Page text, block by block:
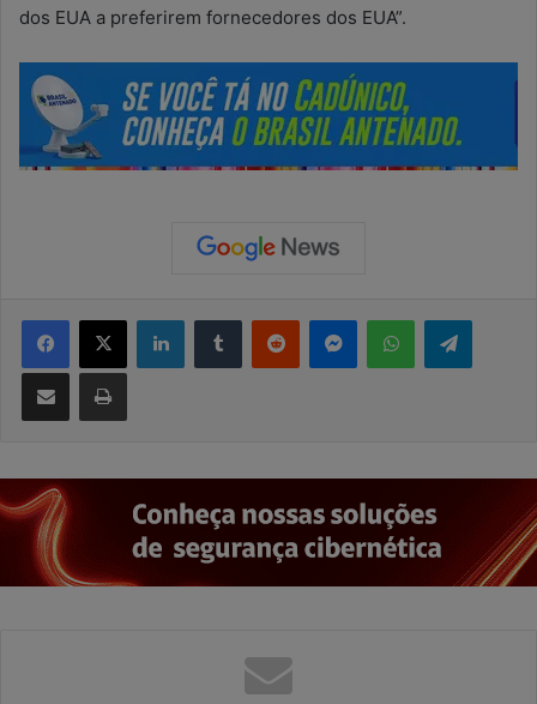
dos EUA a preferirem fornecedores dos EUA”.